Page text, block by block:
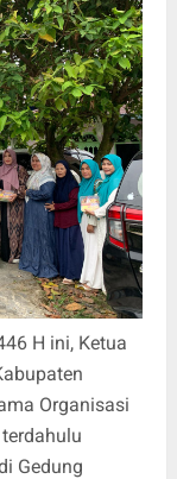
H ini, Ketua
Organisasi
Gedung